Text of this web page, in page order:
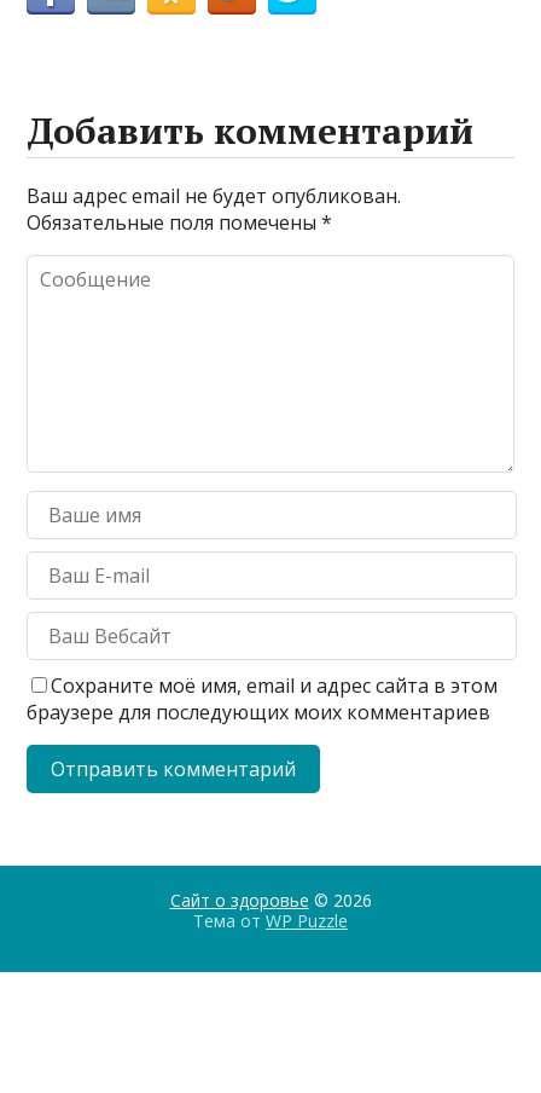
Добавить комментарий
Ваш адрес email не будет опубликован.
Обязательные поля помечены*
Сохраните моё имя, email и адрес сайта в этом
браузере для последующих моих комментариев
Сайт о здоровье © 2026
Тема от WP Puzzle